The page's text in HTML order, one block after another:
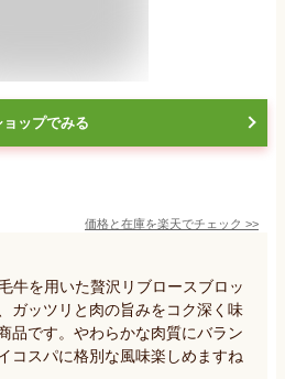
ョップでみる
価格と在庫を楽天でチェック >>
牛を用いた贅沢リブロースブロッ
ガッツリと肉の旨みをコク深く味
品です。やわらかな肉質にバラン
コスパに格別な風味楽しめますね